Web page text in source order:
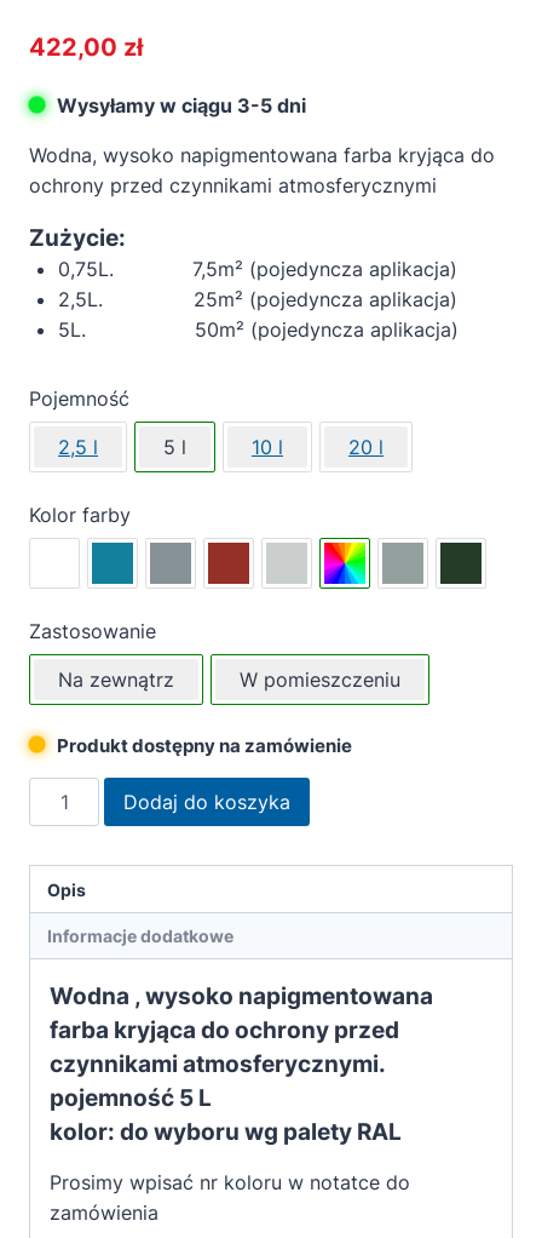
422,00 zł
Wysyłamy w ciągu 3-5 dni
Wodna, wysoko napigmentowana farba kryjąca do
ochrony przed czynnikami atmosferycznymi
Zużycie:
0,75L. 7,5m² (pojedyncza aplikacja)
2,5L. 25m² (pojedyncza aplikacja)
5L. 50m² (pojedyncza aplikacja)
Pojemność
2,5 l
5 l 10 l 20 l
Kolor farby
Zastosowanie
Na zewnątrz
W pomieszczeniu
Produkt dostępny na zamówienie
ilość
Remmers
silnie
kryjąca
kolory
wg
RAL
5L
Dodaj do koszyka
Opis
Informacje dodatkowe
Wodna , wysoko napigmentowana
farba kryjąca do ochrony przed
czynnikami atmosferycznymi.
pojemność 5 L
kolor: do wyboru wg palety RAL
Prosimy wpisać nr koloru w notatce do
zamówienia